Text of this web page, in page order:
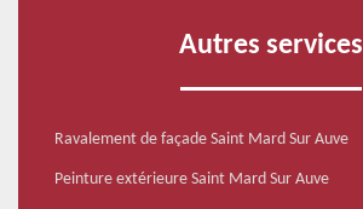
Autres services
Ravalement de façade Saint Mard Sur Auve
Peinture extérieure Saint Mard Sur Auve